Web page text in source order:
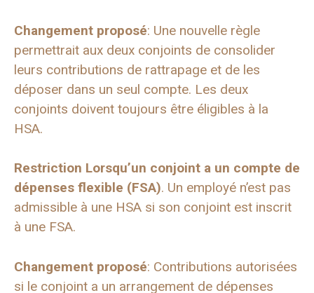
Changement proposé: Une nouvelle règle
permettrait aux deux conjoints de consolider
leurs contributions de rattrapage et de les
déposer dans un seul compte. Les deux
conjoints doivent toujours être éligibles à la
HSA.
Restriction Lorsqu’un conjoint a un compte de
dépenses flexible (FSA). Un employé n’est pas
admissible à une HSA si son conjoint est inscrit
à une FSA.
Changement proposé: Contributions autorisées
si le conjoint a un arrangement de dépenses